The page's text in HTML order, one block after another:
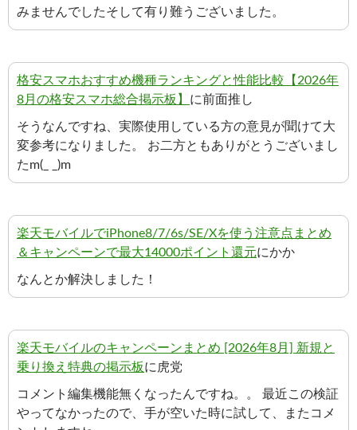
みませんでしたそして有り難うございました。
格安スマホおすすめ機種ランキングと性能比較【2026年
8月の格安スマホ総合掲示板】 に前面推し
そうなんですね、実際使用している方の意見が聞けて大
変参考になりました。 お二方ともありがとうございまし
たm(_ _)m
楽天モバイルでiPhone8/7/6s/SE/Xを使う注意点まとめ
＆キャンペーンで最大14000ポイント還元にかか
なんとか解決しました！
楽天モバイルのキャンペーンまとめ [2026年8月] 新規と
乗り換え特典の掲示板に虎党
コメント編集機能無くなったんですね。。 最近この検証
やってなかったので、手が空いた時に試して、またコメ